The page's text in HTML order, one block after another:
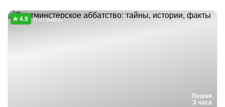
Пешая
3 часа
6 отзывов